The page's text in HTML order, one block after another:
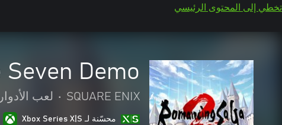
تخطي إلى المحتوى الرئيسي
Seven Demo
SQUARE ENIX
• لعب الأدوار
محسّنة لـ Xbox Series X|S